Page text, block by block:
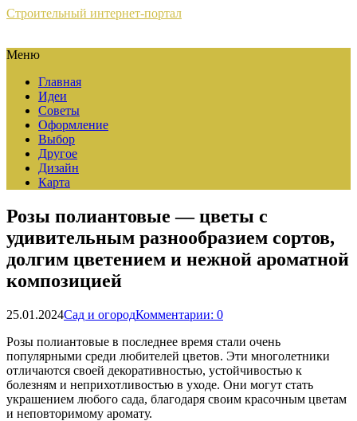
Строительный интернет-портал
Меню
Главная
Идеи
Советы
Оформление
Выбор
Другое
Дизайн
Карта
Розы полиантовые — цветы с
удивительным разнообразием сортов,
долгим цветением и нежной ароматной
композицией
25.01.2024Сад и огородКомментарии: 0
Розы полиантовые в последнее время стали очень
популярными среди любителей цветов. Эти многолетники
отличаются своей декоративностью, устойчивостью к
болезням и неприхотливостью в уходе. Они могут стать
украшением любого сада, благодаря своим красочным цветам
и неповторимому аромату.